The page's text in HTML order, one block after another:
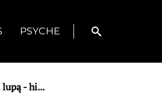
PSYCHE
- hi...